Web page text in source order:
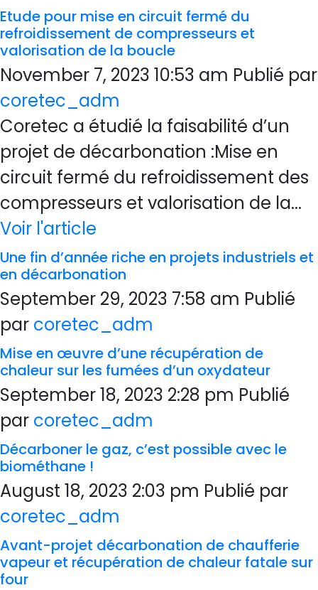
Etude pour mise en circuit fermé du
refroidissement de compresseurs et
valorisation de la boucle
November 7, 2023 10:53 am Publié par
coretec_adm
Coretec a étudié la faisabilité d’un
projet de décarbonation :Mise en
circuit fermé du refroidissement des
compresseurs et valorisation de la...
Voir l'article
Une fin d’année riche en projets industriels et
en décarbonation
September 29, 2023 7:58 am Publié
par coretec_adm
Mise en œuvre d’une récupération de
chaleur sur les fumées d’un oxydateur
September 18, 2023 2:28 pm Publié
par coretec_adm
Décarboner le gaz, c’est possible avec le
biométhane !
August 18, 2023 2:03 pm Publié par
coretec_adm
Avant-projet décarbonation de chaufferie
vapeur et récupération de chaleur fatale sur
four